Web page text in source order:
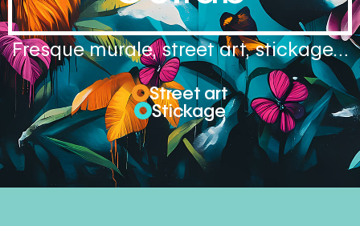
Fresque murale, street art, stickage…
Street art
Stickage